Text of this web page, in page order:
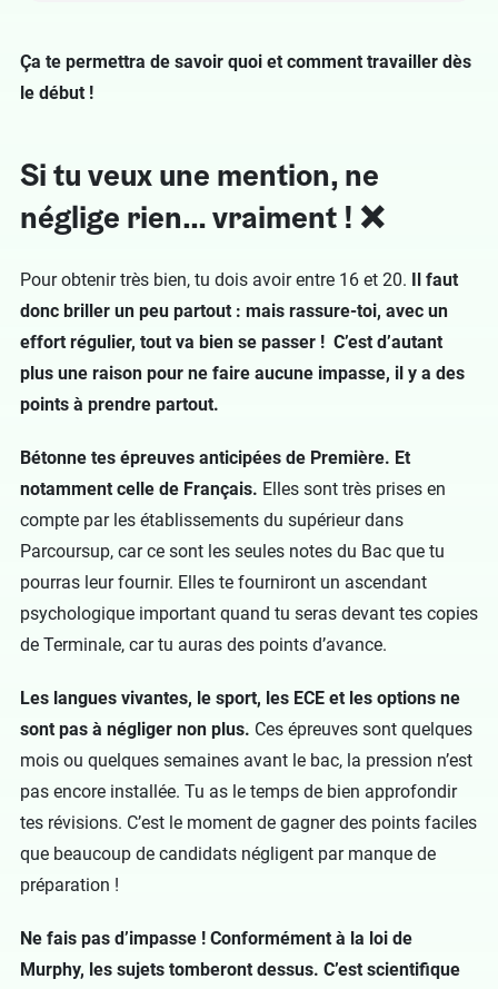
Ça te permettra de savoir quoi et comment travailler dès
le début !
Si tu veux une mention, ne
néglige rien… vraiment ! ❌
Pour obtenir très bien, tu dois avoir entre 16 et 20.
Il faut
donc briller un peu partout : mais rassure-toi, avec un
effort régulier, tout va bien se passer ! C’est d’autant
plus une raison pour ne faire aucune impasse, il y a des
points à prendre partout.
Bétonne tes épreuves anticipées de Première. Et
notamment celle de Français. Elles sont très prises en
compte par les établissements du supérieur dans
Parcoursup, car ce sont les seules notes du Bac que tu
pourras leur fournir. Elles te fourniront un ascendant
psychologique important quand tu seras devant tes copies
de Terminale, car tu auras des points d’avance.
Les langues vivantes, le sport, les ECE et les options ne
sont pas à négliger non plus. Ces épreuves sont quelques
mois ou quelques semaines avant le bac, la pression n’est
pas encore installée. Tu as le temps de bien approfondir
tes révisions. C’est le moment de gagner des points faciles
que beaucoup de candidats négligent par manque de
préparation !
Ne fais pas d’impasse ! Conformément à la loi de
Murphy, les sujets tomberont dessus. C’est scientifique